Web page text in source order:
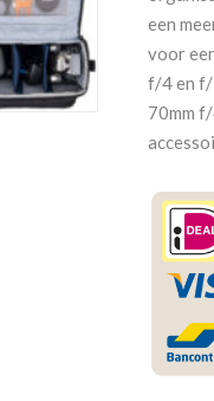
een
voor
f/4 en f/
70mm